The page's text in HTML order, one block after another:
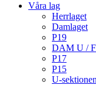
Våra lag
Herrlaget
Damlaget
P19
DAM U /
P17
P15
U-sektionen